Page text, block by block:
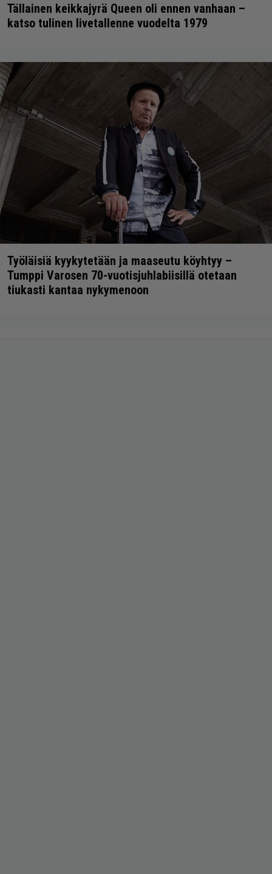
Tällainen keikkajyrä Queen oli ennen vanhaan –
katso tulinen livetallenne vuodelta 1979
Työläisiä kyykytetään ja maaseutu köyhtyy –
Tumppi Varosen 70-vuotisjuhlabiisillä otetaan
tiukasti kantaa nykymenoon